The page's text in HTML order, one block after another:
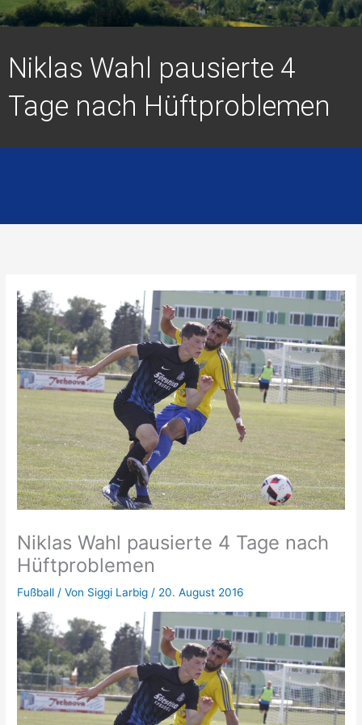
Niklas Wahl pausierte 4
Tage nach Hüftproblemen
Niklas Wahl pausierte 4 Tage nach
Hüftproblemen
Fußball / Von Siggi Larbig/ 20. August 2016